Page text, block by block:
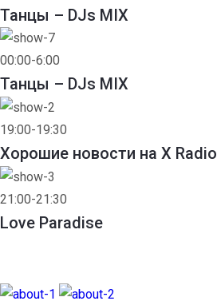
Танцы – DJs MIX
00:00-6:00
Танцы – DJs MIX
19:00-19:30
Хорошие новости на X Radio
21:00-21:30
Love Paradise